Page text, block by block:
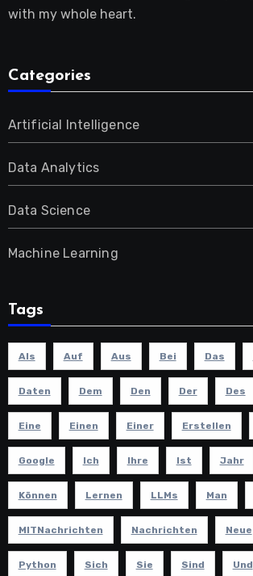
with my whole heart.
Categories
Artificial Intelligence
Data Analytics
Data Science
Machine Learning
Tags
Als Auf Aus Bei Das
Daten Dem Den Der Des
Eine Einen Einer Erstellen
Google Ich Ihre Ist Jahr
Können Lernen LLMs Man
MITNachrichten Nachrichten Neue
Python Sich Sie Sind Und